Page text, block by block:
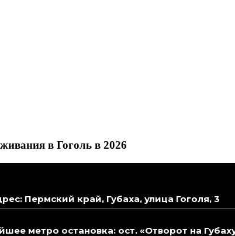
в Гоголь в 2026
Пермский край, Губаха, улица Гоголя, 3
метро остановка: ост. «Отворот на